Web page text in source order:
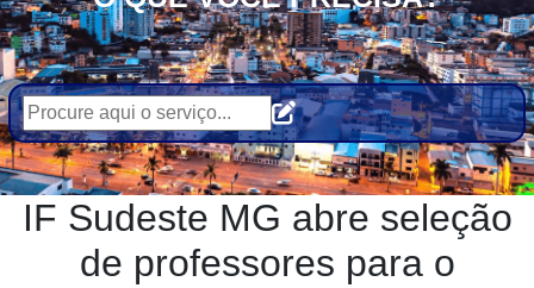
IF Sudeste MG abre seleção
de professores para o